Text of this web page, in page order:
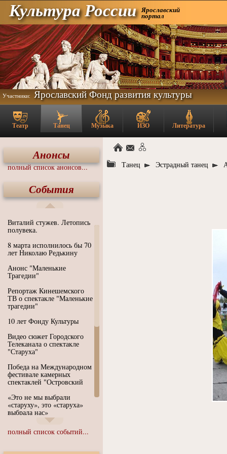
Культура России Ярославский
портал
Участники: Ярославский Фонд развития культуры
Театр Танец Музыка ИЗО Литература
Анонсы
полный список анонсов...
События
Виталий стужев. Летопись
полувека.
8 марта исполнилось бы 70
лет Николаю Редькину
Анонс "Маленькие
Трагедии"
Репортаж Кинешемского
ТВ о спектакле "Маленькие
трагедии"
10 лет Фонду Культуры
Видео сюжет Городского
Телеканала о спектакле
"Старуха"
Победа на Международном
фестивале камерных
спектаклей "Островский
«Это не мы выбрали
«старуху», это «старуха»
выбрала нас»
Иммерсивный спектакль
"Язык чистого полета
полный список событий...
Танец Эстрадный танец